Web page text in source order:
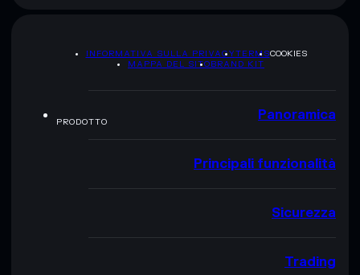
INFORMATIVA SULLA PRIVACYTERMSCOOKIES
MAPPA DEL SITOBRAND KIT
PRODOTTO Panoramica
Principali funzionalità
Sicurezza
Trading